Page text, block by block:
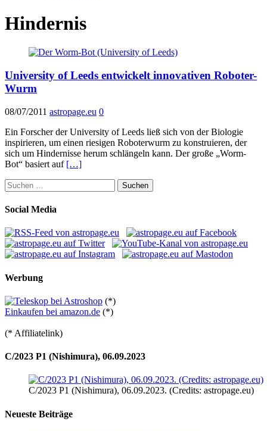
Hindernis
University of Leeds entwickelt innovativen Roboter-
Wurm
08/07/2011 astropage.eu 0
Ein Forscher der University of Leeds ließ sich von der Biologie
inspirieren, um einen riesigen Roboterwurm zu konstruieren, der
sich um Hindernisse herum schlängeln kann. Der große „Worm-
Bot“ basiert auf […]
Suchen
nach:
Social Media
Werbung
(*)
Einkaufen bei amazon.de (*)
(* Affiliatelink)
C/2023 P1 (Nishimura), 06.09.2023
C/2023 P1 (Nishimura), 06.09.2023. (Credits: astropage.eu)
Neueste Beiträge